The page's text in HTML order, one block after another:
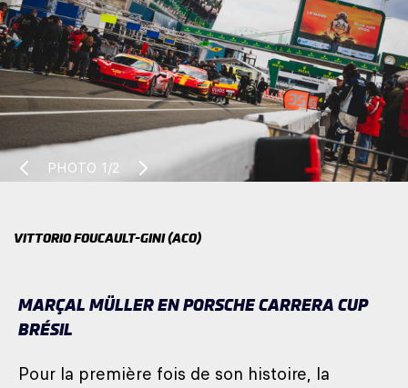
PHOTO 1/2
VITTORIO FOUCAULT-GINI (ACO)
MARÇAL MÜLLER EN PORSCHE CARRERA CUP
BRÉSIL
Pour la première fois de son histoire, la